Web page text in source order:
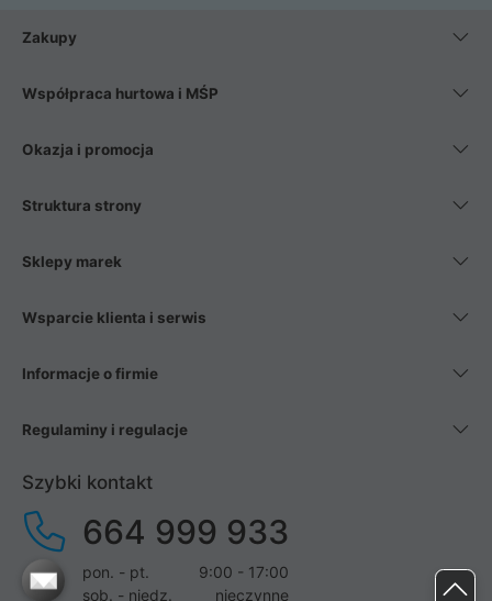
Zakupy
Współpraca hurtowa i MŚP
Okazja i promocja
Struktura strony
Sklepy marek
Wsparcie klienta i serwis
Informacje o firmie
Regulaminy i regulacje
Szybki kontakt
664 999 933
pon. - pt.
9:00 - 17:00
sob. - niedz.
nieczynne